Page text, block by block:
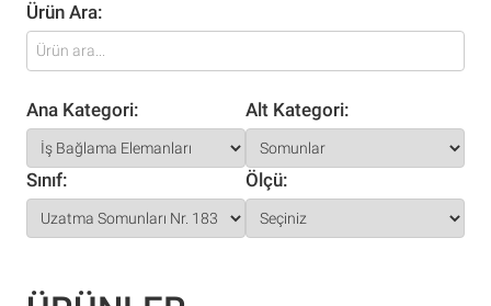
Ürün Ara:
Ana Kategori: Alt Kategori:
Sınıf: Ölçü: